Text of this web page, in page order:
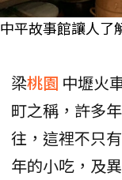
中平故事館讓人了
梁桃園 中壢火
町之稱，許多
往，這裡不只
年的小吃，及